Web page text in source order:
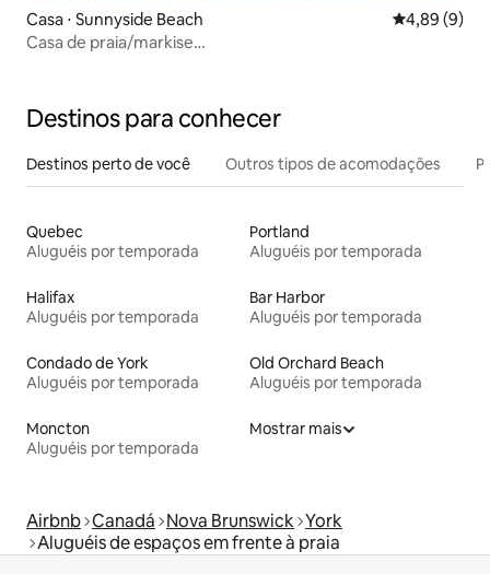
Casa ⋅ Sunnyside Beach 4,89 de uma
4,89 (9)
Casa de praia/markise
Destinos para conhecer
Destinos perto de você Outros tipos de acomodações
Quebec
Aluguéis por temporada
Portland
Aluguéis por temporada
Halifax
Aluguéis por temporada
Bar Harbor
Aluguéis por temporada
Condado de York
Aluguéis por temporada
Old Orchard Beach
Aluguéis por temporada
Moncton
Aluguéis por temporada
Mostrar mais
Airbnb Canadá Nova Brunswick York
Aluguéis de espaços em frente à praia